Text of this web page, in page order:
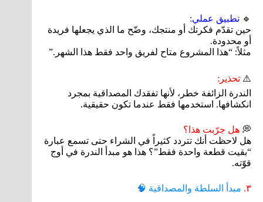
🔹 تطبيق عملي:
حين تقدّم فكرتك أو منتجك، وضّح ما الذي يجعلها فريدة
أو محدودة.
مثلاً: “هذا المشروع متاح لفريق واحد فقط هذا الشهر.”
⚠️ تحذير:
الندرة الزائفة خطر، لأنها تفقدك المصداقية بمجرد
انكشافها. استخدمها فقط عندما تكون حقيقية.
💭 هل جرّبت هذا؟
هل لاحظت أنك تتردد كثيراً في الشراء حتى تسمع عبارة
“بقيت قطعة واحدة فقط”؟ هذا هو مبدأ الندرة في أوج
قوّته.
٣. مبدأ السلطة والمصداقية 🧠